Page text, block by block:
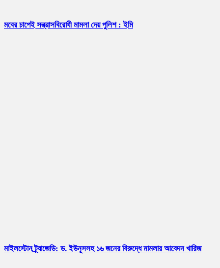
মবের চাপেই সন্ত্রাসবিরোধী মামলা দেয় পুলিশ : ইমি
মাইলস্টোন ট্র্যাজেডি: ড. ইউনূসসহ ১৬ জনের বিরুদ্ধে মামলার আবেদন খারিজ